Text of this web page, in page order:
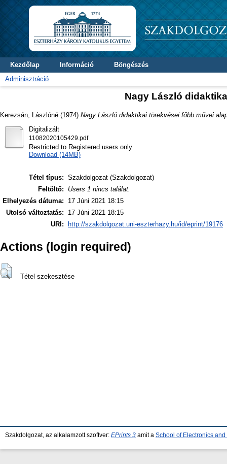
Kezdőlap Információ
Böngészés
Adminisztráció
Nagy László
Kerezsán, Lászlóné (1974) Nagy László didaktikai törekvései főbb művei
Digitalizált
11082020105429.pdf
Restricted to Registered users only
Download (14MB)
Tétel típus: Szakdolgozat (Szakdolgozat)
Feltöltő:
Users 1 nincs találat.
Elhelyezés dátuma:
17 Júni 2021 18:15
Utolsó változtatás:
17 Júni 2021 18:15
URI:
http://szakdolgozat.uni-eszterhazy.hu/id/eprint/19176
Actions (login required)
Tétel szekesztése
Szakdolgozat, az alkalamzott szoftver: EPrints 3 amit a School of Electronics